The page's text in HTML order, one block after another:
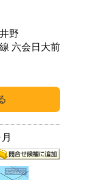
野
六会日大前